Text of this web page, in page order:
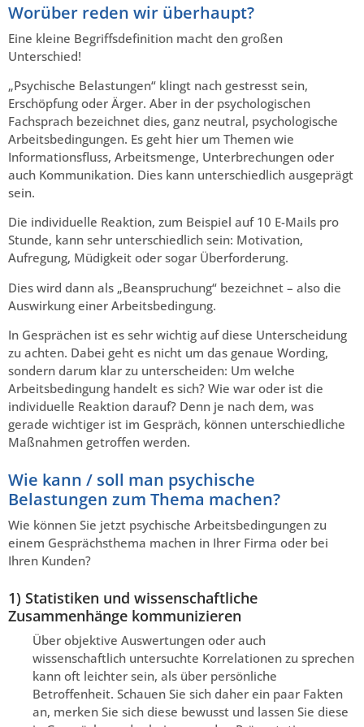
Worüber reden wir überhaupt?
Eine kleine Begriffsdefinition macht den großen
Unterschied!
„Psychische Belastungen“ klingt nach gestresst sein,
Erschöpfung oder Ärger. Aber in der psychologischen
Fachsprach bezeichnet dies, ganz neutral, psychologische
Arbeitsbedingungen. Es geht hier um Themen wie
Informationsfluss, Arbeitsmenge, Unterbrechungen oder
auch Kommunikation. Dies kann unterschiedlich ausgeprägt
sein.
Die individuelle Reaktion, zum Beispiel auf 10 E-Mails pro
Stunde, kann sehr unterschiedlich sein: Motivation,
Aufregung, Müdigkeit oder sogar Überforderung.
Dies wird dann als „Beanspruchung“ bezeichnet – also die
Auswirkung einer Arbeitsbedingung.
In Gesprächen ist es sehr wichtig auf diese Unterscheidung
zu achten. Dabei geht es nicht um das genaue Wording,
sondern darum klar zu unterscheiden: Um welche
Arbeitsbedingung handelt es sich? Wie war oder ist die
individuelle Reaktion darauf? Denn je nach dem, was
gerade wichtiger ist im Gespräch, können unterschiedliche
Maßnahmen getroffen werden.
Wie kann / soll man psychische
Belastungen zum Thema machen?
Wie können Sie jetzt psychische Arbeitsbedingungen zu
einem Gesprächsthema machen in Ihrer Firma oder bei
Ihren Kunden?
1) Statistiken und wissenschaftliche
Zusammenhänge kommunizieren
Über objektive Auswertungen oder auch
wissenschaftlich untersuchte Korrelationen zu sprechen
kann oft leichter sein, als über persönliche
Betroffenheit. Schauen Sie sich daher ein paar Fakten
an, merken Sie sich diese bewusst und lassen Sie diese